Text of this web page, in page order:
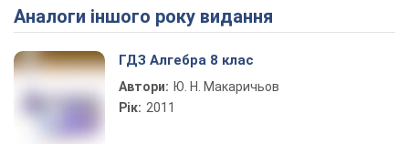
Play Video
Аналоги іншого року видання
ГДЗ Алгебра 8 клас
Автори: Ю. Н. Макаричьов
Рік: 2011